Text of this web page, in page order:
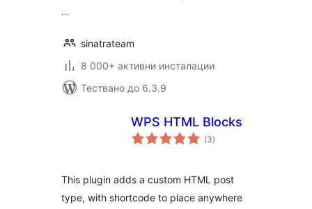
…
sinatrateam
8 000+ активни инсталации
Тествано до 6.3.9
WPS HTML Blocks
(3общо
оценки
)
This plugin adds a custom HTML post
type, with shortcode to place anywhere